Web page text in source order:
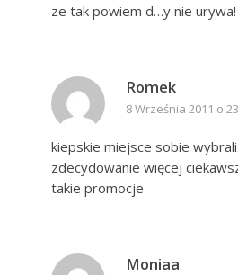
ze tak powiem d…y nie urywa!
Romek
8 Września 2011 o
kiepskie miejsce sobie
zdecydowanie więcej
takie promocje
Moniaa